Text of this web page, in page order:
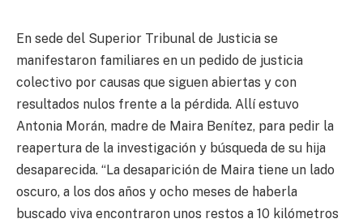
En sede del Superior Tribunal de Justicia se
manifestaron familiares en un pedido de justicia
colectivo por causas que siguen abiertas y con
resultados nulos frente a la pérdida. Allí estuvo
Antonia Morán, madre de Maira Benítez, para pedir la
reapertura de la investigación y búsqueda de su hija
desaparecida. “La desaparición de Maira tiene un lado
oscuro, a los dos años y ocho meses de haberla
buscado viva encontraron unos restos a 10 kilómetros